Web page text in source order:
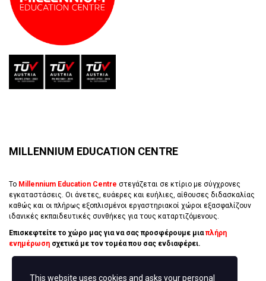
MILLENNIUM EDUCATION CENTRE
Το Millennium Education Centre στεγάζεται σε κτίριο με σύγχρονες
εγκαταστάσεις. Οι άνετες, ευάερες και ευήλιες, αίθουσες διδασκαλίας
καθώς και οι πλήρως εξοπλισμένοι εργαστηριακοί χώροι εξασφαλίζουν
ιδανικές εκπαιδευτικές συνθήκες για τους καταρτιζόμενους.
Επισκεφτείτε το χώρο μας για να σας προσφέρουμε μιαπλήρη
ενημέρωση σχετικά με τον τομέα που σας ενδιαφέρει.
ΚΛΕΊΣΕ ΡΑΝΤΕΒΟΎ
This website uses cookies and asks your personal